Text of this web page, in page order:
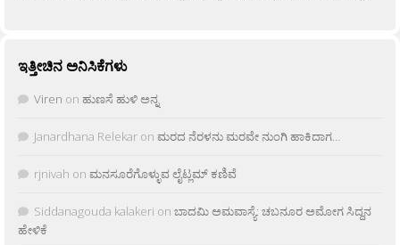
ಇತ್ತೀಚಿನ ಅನಿಸಿಕೆಗಳು
Viren on ಹುಣಸೆ ಹುಳಿ ಅನ್ನ
Janardhana Relekar on ಮರದ ನೆರಳನು ಮರವೇ ನುಂಗಿ ಹಾಕಿದಾಗ…
rjnivah on ಮನಸೂರೆಗೊಳ್ಳುವ ಲೈಟ್ಲಮ್ ಕಣಿವೆ
Siddanagouda kalakeri on ಬಾದಮಿ ಅಮವಾಸ್ಯೆ: ಚಬನೂರ ಅಮೋಗ ಸಿದ್ದನ
ಹೇಳಿಕೆ